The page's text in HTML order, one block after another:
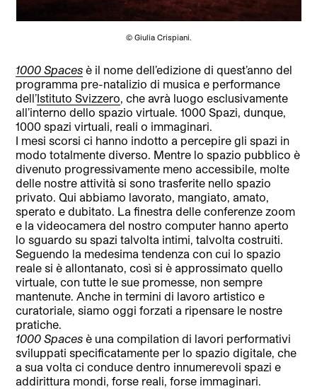
© Giulia Crispiani.
1000 Spaces è il nome dell’edizione di quest’anno del
programma pre-natalizio di musica e performance
dell’Istituto Svizzero, che avrà luogo esclusivamente
all’interno dello spazio virtuale. 1000 Spazi, dunque,
1000 spazi virtuali, reali o immaginari.
I mesi scorsi ci hanno indotto a percepire gli spazi in
modo totalmente diverso. Mentre lo spazio pubblico è
divenuto progressivamente meno accessibile, molte
delle nostre attività si sono trasferite nello spazio
privato. Qui abbiamo lavorato, mangiato, amato,
sperato e dubitato. La finestra delle conferenze zoom
e la videocamera del nostro computer hanno aperto
lo sguardo su spazi talvolta intimi, talvolta costruiti.
Seguendo la medesima tendenza con cui lo spazio
reale si è allontanato, così si è approssimato quello
virtuale, con tutte le sue promesse, non sempre
mantenute. Anche in termini di lavoro artistico e
curatoriale, siamo oggi forzati a ripensare le nostre
pratiche.
1000 Spaces è una compilation di lavori performativi
sviluppati specificatamente per lo spazio digitale, che
a sua volta ci conduce dentro innumerevoli spazi e
addirittura mondi, forse reali, forse immaginari.